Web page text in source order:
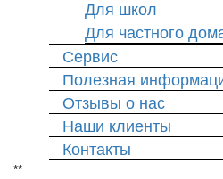
Для школ
Для частного
Сервис
Полезная
Отзывы о нас
Наши клиенты
Контакты
**